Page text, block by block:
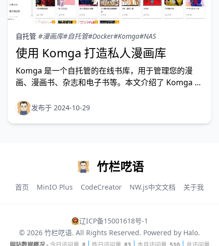
自托管 #漫画库#自托管#Docker#Komga#NAS
使用 Komga 打造私人漫画库
Komga 是一个自托管的在线书库，用于管理您的漫
画、漫画书、杂志和电子书等。本文介绍了 Komga 的
发布于 2024-10-29
竹栏呓语
首页 MinIO Plus CodeCreator NW.js中文文档 关于我
辽ICP备15001618号-1
© 2026 竹栏呓语. All Rights Reserved. Powered by Halo.